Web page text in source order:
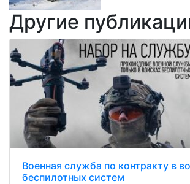
Другие
Военная служба по контракту в
беспилотных систем